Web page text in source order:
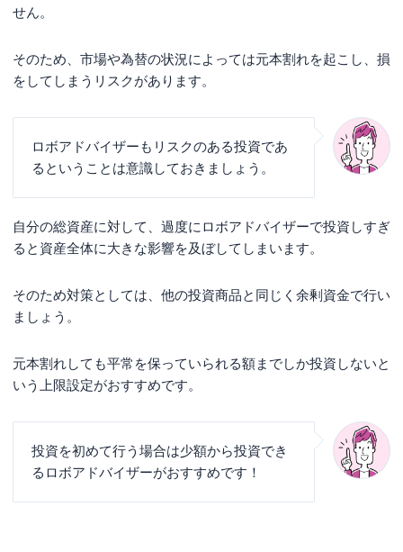
せん。
そのため、市場や為替の状況によっては元本割れを起こし、損
をしてしまうリスクがあります。
ロボアドバイザーもリスクのある投資であ
るということは意識しておきましょう。
自分の総資産に対して、過度にロボアドバイザーで投資しすぎ
ると資産全体に大きな影響を及ぼしてしまいます。
そのため対策としては、他の投資商品と同じく余剰資金で行い
ましょう。
元本割れしても平常を保っていられる額までしか投資しないと
いう上限設定がおすすめです。
投資を初めて行う場合は少額から投資でき
るロボアドバイザーがおすすめです！